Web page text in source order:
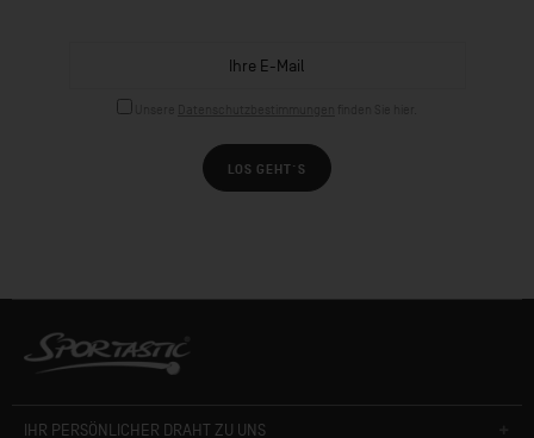
LOS GEHT´S
IHR PERSÖNLICHER DRAHT ZU UNS